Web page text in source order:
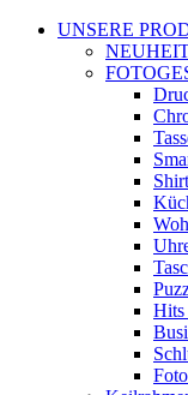
UNSERE
Hits